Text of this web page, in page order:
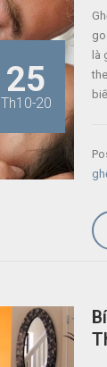
25
Th10-20
là